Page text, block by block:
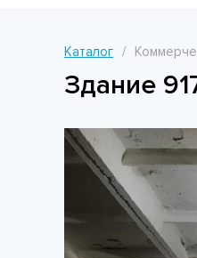
Каталог
Здание